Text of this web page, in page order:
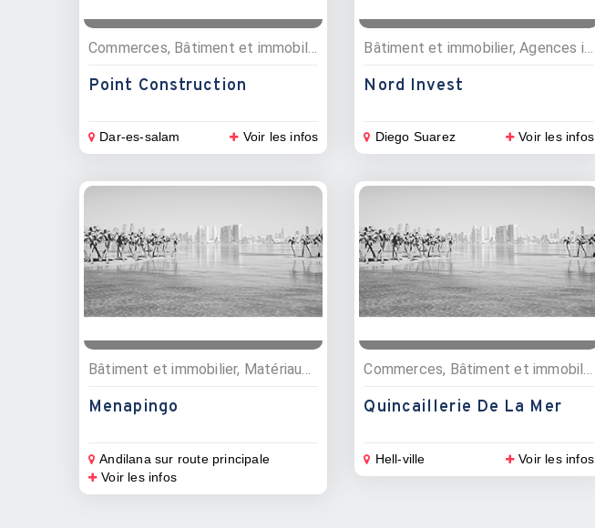
Point Construction
Dar-es-salam Voir les infos
Nord Invest
Diego Suarez Voir les infos
Bâtiment et immobilier, Matériaux de construction
Menapingo
Andilana sur route principale
Voir les infos
Commerces, Bâtiment et immobilier, Quincailleries, Matériaux de construction
Quincaillerie De La Mer
Hell-ville Voir les infos